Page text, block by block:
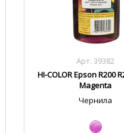
Арт. 39382
HI-COLOR Epson R200
Magenta
Чернила